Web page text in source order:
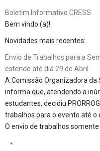
Boletim Informativo CRESS
Bem vindo (a)!
Novidades mais recentes:
Envio de Trabalhos para a
estende até dia 29 de Abril
A Comissão Organizadora
informa que, atendendo a
estudantes, decidiu
trabalhos para o evento até o
O envio de trabalhos